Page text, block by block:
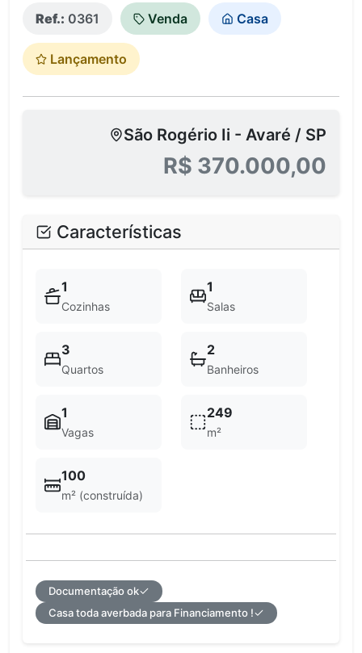
Ref.: 0361 Venda Casa
Lançamento
São Rogério Ii - Avaré / SP
R$ 370.000,00
Características
1
Cozinhas
1
Salas
3
Quartos
2
Banheiros
1
Vagas
249
m²
100
m² (construída)
Documentação ok
Casa toda averbada para Financiamento !